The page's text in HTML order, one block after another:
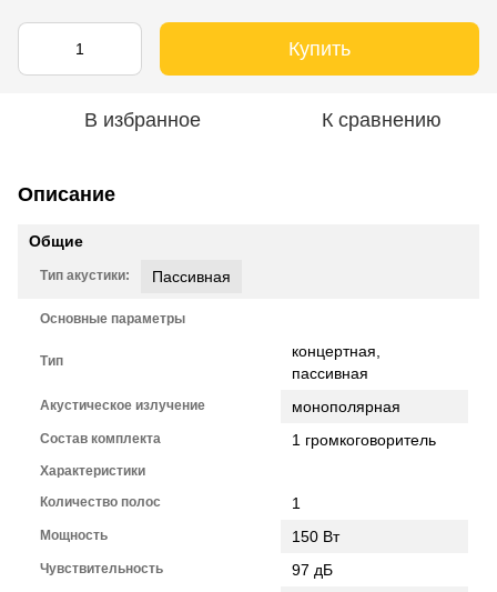
Купить
В избранное К сравнению
Описание
Общие
Тип акустики: Пассивная
Основные параметры
Тип
концертная,
пассивная
Акустическое излучение монополярная
Состав комплекта 1 громкоговоритель
Характеристики
Количество полос
1
Мощность 150 Вт
Чувствительность 97 дБ